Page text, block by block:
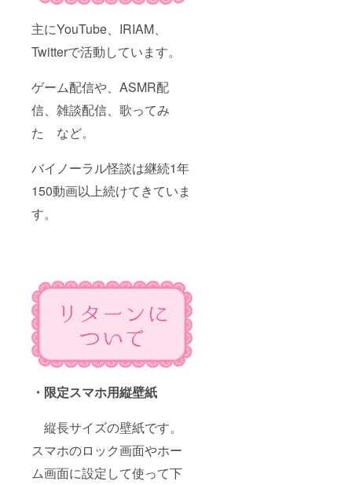
主にYouTube、IRIAM、
Twitterで活動しています。
ゲーム配信や、ASMR配
信、雑談配信、歌ってみ
た など。
バイノーラル怪談は継続1年
150動画以上続けてきていま
す。
・限定スマホ用縦壁紙
縦長サイズの壁紙です。
スマホのロック画面やホー
ム画面に設定して使って下